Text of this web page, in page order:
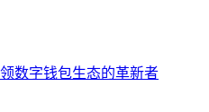
数字钱包生态的革新者